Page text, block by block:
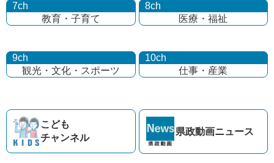
7ch
教育・子育て
8ch
医療・福祉
9ch
観光・文化・ スポーツ
10ch
仕事・産業
こども
チャンネル
県政動画ニュース